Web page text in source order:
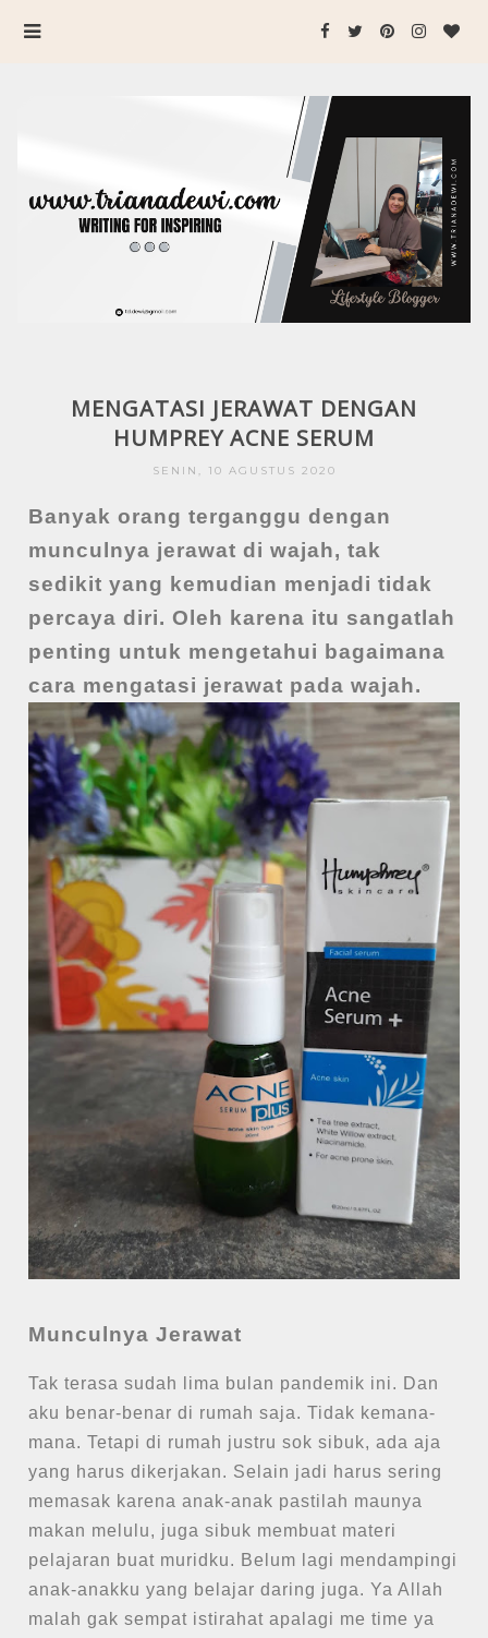
MENGATASI JERAWAT DENGAN
HUMPREY ACNE SERUM
SENIN, 10 AGUSTUS 2020
Banyak orang terganggu dengan
munculnya jerawat di wajah, tak
sedikit yang kemudian menjadi tidak
percaya diri. Oleh karena itu sangatlah
penting untuk mengetahui bagaimana
cara mengatasi jerawat pada wajah.
Munculnya Jerawat
Tak terasa sudah lima bulan pandemik ini. Dan
aku benar-benar di rumah saja. Tidak kemana-
mana. Tetapi di rumah justru sok sibuk, ada aja
yang harus dikerjakan. Selain jadi harus sering
memasak karena anak-anak pastilah maunya
makan melulu, juga sibuk membuat materi
pelajaran buat muridku. Belum lagi mendampingi
anak-anakku yang belajar daring juga. Ya Allah
malah gak sempat istirahat apalagi me time ya